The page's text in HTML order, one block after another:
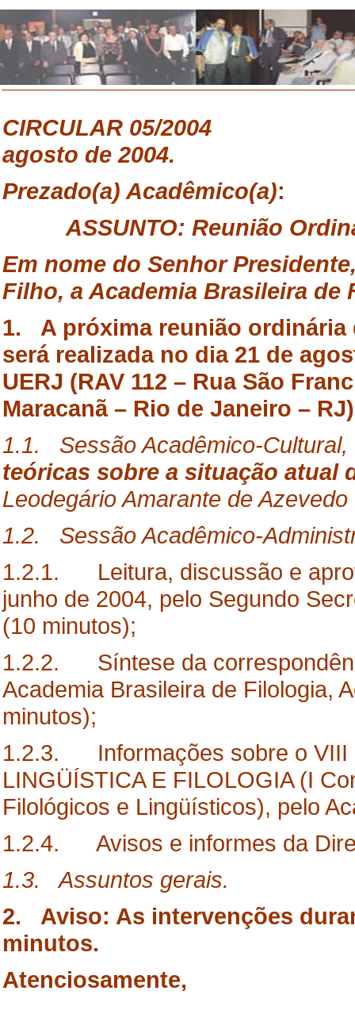
CIRCULAR 05/
agosto de 2004.
Prezado(a) Acadêmico(a):
ASSUNTO: Reunião
Em nome do Senhor
Filho, a Academia Brasileira de
1. A próxima reunião ordinária
será realizada no dia 21 de
UERJ (RAV 112 – Rua São
Maracanã – Rio de Janeiro –
1.1. Sessão Acadêmico-
teóricas sobre a situação atual
Leodegário Amarante de
1.2. Sessão Acadêmico-
1.2.1. Leitura, discussão e
junho de 2004, pelo Segundo
(10 minutos);
1.2.2. Síntese da
Academia Brasileira de Filologia,
minutos);
1.2.3. Informações sobre o VIII
LINGÜÍSTICA E FILOLOGIA (I
Filológicos e Lingüísticos), pelo
1.2.4. Avisos e informes da
1.3. Assuntos gerais.
2. Aviso: As intervenções
minutos.
Atenciosamente,